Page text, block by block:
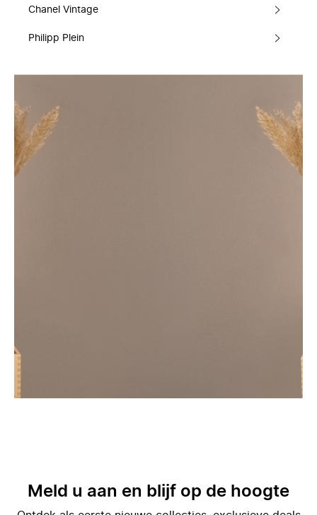
Chanel Vintage
Philipp Plein
Meld u aan en blijf op de hoogte